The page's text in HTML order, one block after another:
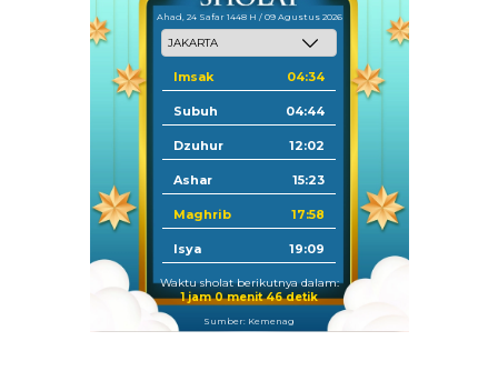
Ahad, 24 Safar 1448 H / 09 Agustus 2026
Imsak 04:34
Subuh 04:44
Dzuhur 12:02
Ashar 15:23
Maghrib 17:58
Isya 19:09
Waktu sholat berikutnya dalam:
1 jam 0 menit 44 detik
Sumber: Kemenag